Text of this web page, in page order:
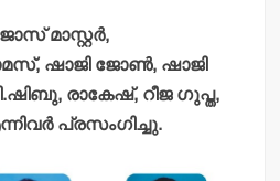
മാസ്റ്റര്‍,
ഷാജി ജോണ്‍, ഷാജി
രാകേഷ്, റീജ ഗുപ്ത,
പ്രസംഗിച്ചു.